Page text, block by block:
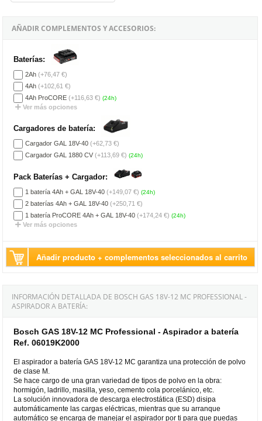
AÑADIR COMPLEMENTOS Y ACCESORIOS:
Baterías:
2Ah (+76,47 €)
4Ah (+102,61 €)
4Ah ProCORE (+116,63 €) (24h)
Ver más opciones
Cargadores de batería:
Cargador GAL 18V-40 (+62,73 €)
Cargador GAL 1880 CV (+113,69 €) (24h)
Pack Baterías + Cargador:
1 batería 4Ah + GAL 18V-40 (+149,07 €) (24h)
2 baterías 4Ah + GAL 18V-40 (+250,71 €)
1 batería ProCORE 4Ah + GAL 18V-40 (+174,24 €) (24h)
Ver más opciones
Añadir producto + complementos seleccionados al carrito
INFORMACIÓN DETALLADA DE BOSCH GAS 18V-12 MC PROFESSIONAL -
ASPIRADOR A BATERÍA:
Bosch GAS 18V-12 MC Professional - Aspirador a batería
Ref. 06019K2000
El aspirador a batería GAS 18V-12 MC garantiza una protección de polvo
de clase M.
Se hace cargo de una gran variedad de tipos de polvo en la obra:
hormigón, ladrillo, masilla, yeso, cemento cola porcelánico, etc.
La solución innovadora de descarga electrostática (ESD) disipa
automáticamente las cargas eléctricas, mientras que su arranque
automático se encarga de manejar el aspirador por ti para que puedas